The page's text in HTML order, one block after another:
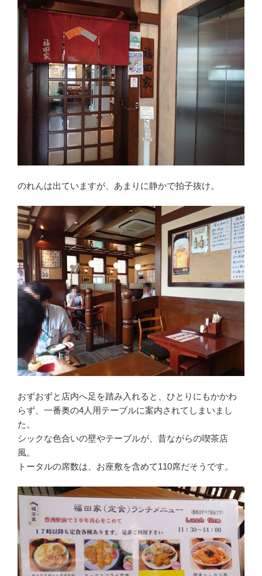
のれんは出ていますが、あまりに静かで拍子抜け。
おずおずと店内へ足を踏み入れると、ひとりにもかかわ
らず、一番奥の4人用テーブルに案内されてしまいまし
た。
シックな色合いの壁やテーブルが、昔ながらの喫茶店
風。
トータルの席数は、お座敷を含めて110席だそうです。